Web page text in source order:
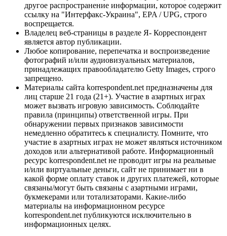
другое распространение информации, которое содержит
ссылку на "Интерфакс-Украина", EPA / UPG, строго
воспрещается.
Владелец веб-страницы в разделе Я- Корреспондент
является автор публикации.
Любое копирование, перепечатка и воспроизведение
фотографий и/или аудиовизуальных материалов,
принадлежащих правообладателю Getty Images, строго
запрещено.
Материалы сайта korrespondent.net предназначены для
лиц старше 21 года (21+). Участие в азартных играх
может вызвать игровую зависимость. Соблюдайте
правила (принципы) ответственной игры. При
обнаружении первых признаков зависимости
немедленно обратитесь к специалисту. Помните, что
участие в азартных играх не может являться источником
доходов или альтернативой работе. Информационный
ресурс korrespondent.net не проводит игры на реальные
и/или виртуальные деньги, сайт не принимает ни в
какой форме оплату ставок и других платежей, которые
связаны/могут быть связаны с азартными играми,
букмекерами или тотализаторами. Какие-либо
материалы на информационном ресурсе
korrespondent.net публикуются исключительно в
информационных целях.